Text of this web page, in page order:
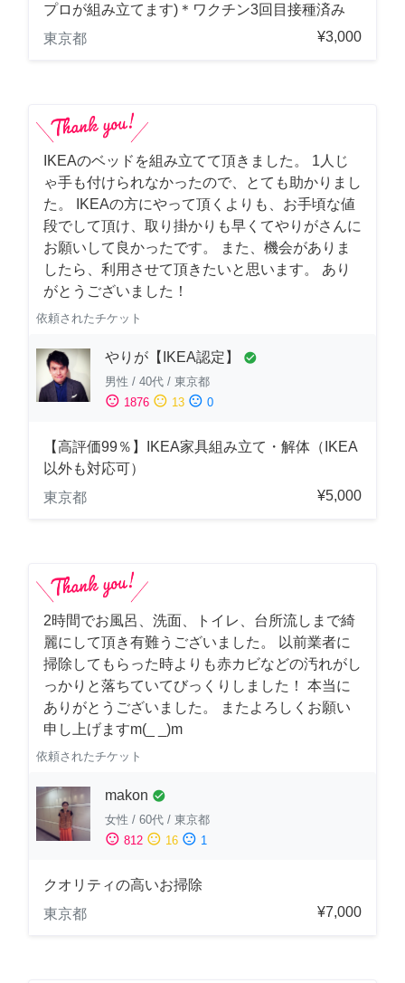
プロが組み立てます)＊ワクチン3回目接種済み
東京都
¥3,000
IKEAのベッドを組み立てて頂きました。 1人じ
ゃ手も付けられなかったので、とても助かりまし
た。 IKEAの方にやって頂くよりも、お手頃な値
段でして頂け、取り掛かりも早くてやりがさんに
お願いして良かったです。 また、機会がありま
したら、利用させて頂きたいと思います。 あり
がとうございました！
依頼されたチケット
やりが【IKEA認定】 check_circle
男性 / 40代 / 東京都
sentiment_satisfied 1876 sentiment_neutral 13 sentiment_dissatisfied 0
【高評価99％】IKEA家具組み立て・解体（IKEA
以外も対応可）
東京都
¥5,000
2時間でお風呂、洗面、トイレ、台所流しまで綺
麗にして頂き有難うございました。 以前業者に
掃除してもらった時よりも赤カビなどの汚れがし
っかりと落ちていてびっくりしました！ 本当に
ありがとうございました。 またよろしくお願い
申し上げますm(_ _)m
依頼されたチケット
makon check_circle
女性 / 60代 / 東京都
sentiment_satisfied 812 sentiment_neutral 16 sentiment_dissatisfied 1
クオリティの高いお掃除
東京都
¥7,000